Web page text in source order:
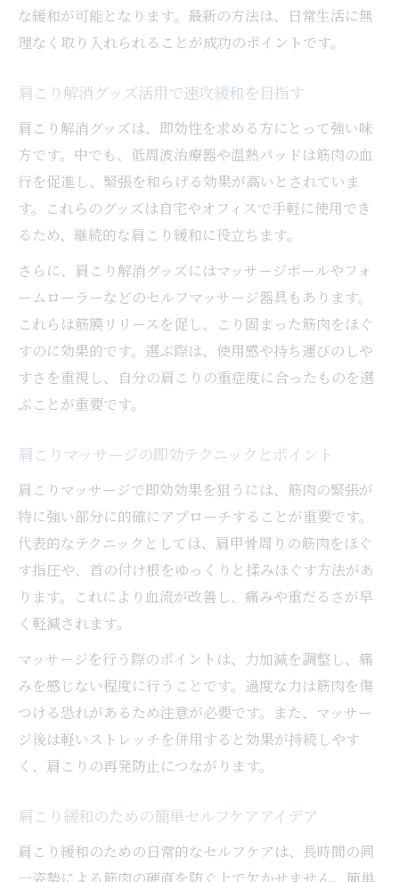
な緩和が可能となります。最新の方法は、日常生活に無
理なく取り入れられることが成功のポイントです。
肩こり解消グッズ活用で速攻緩和を目指す
肩こり解消グッズは、即効性を求める方にとって強い味
方です。中でも、低周波治療器や温熱パッドは筋肉の血
行を促進し、緊張を和らげる効果が高いとされていま
す。これらのグッズは自宅やオフィスで手軽に使用でき
るため、継続的な肩こり緩和に役立ちます。
さらに、肩こり解消グッズにはマッサージボールやフォ
ームローラーなどのセルフマッサージ器具もあります。
これらは筋膜リリースを促し、こり固まった筋肉をほぐ
すのに効果的です。選ぶ際は、使用感や持ち運びのしや
すさを重視し、自分の肩こりの重症度に合ったものを選
ぶことが重要です。
肩こりマッサージの即効テクニックとポイント
肩こりマッサージで即効効果を狙うには、筋肉の緊張が
特に強い部分に的確にアプローチすることが重要です。
代表的なテクニックとしては、肩甲骨周りの筋肉をほぐ
す指圧や、首の付け根をゆっくりと揉みほぐす方法があ
ります。これにより血流が改善し、痛みや重だるさが早
く軽減されます。
マッサージを行う際のポイントは、力加減を調整し、痛
みを感じない程度に行うことです。過度な力は筋肉を傷
つける恐れがあるため注意が必要です。また、マッサー
ジ後は軽いストレッチを併用すると効果が持続しやす
く、肩こりの再発防止につながります。
肩こり緩和のための簡単セルフケアアイデア
肩こり緩和のための日常的なセルフケアは、長時間の同